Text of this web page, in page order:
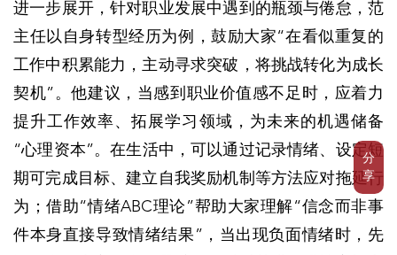
分
享
进一步展开，针对职业发展中遇到的瓶颈与倦怠，范
主任以自身转型经历为例，鼓励大家“在看似重复的
工作中积累能力，主动寻求突破，将挑战转化为成长
契机”。他建议，当感到职业价值感不足时，应着力
提升工作效率、拓展学习领域，为未来的机遇储备
“心理资本”。在生活中，可以通过记录情绪、设定短
期可完成目标、建立自我奖励机制等方法应对拖延行
为；借助“情绪ABC理论”帮助大家理解“信念而非事
件本身直接导致情绪结果”，当出现负面情绪时，先